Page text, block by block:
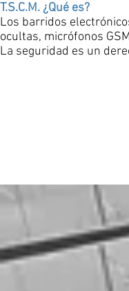
T.S.C.M. ¿Qué es?
Los barridos
ocultas, micrófonos
La seguridad es un